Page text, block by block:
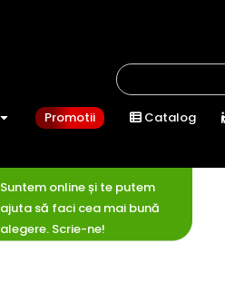
Promotii Catalog
Suntem online și te putem
ajuta să faci cea mai bună
alegere. Scrie-ne!